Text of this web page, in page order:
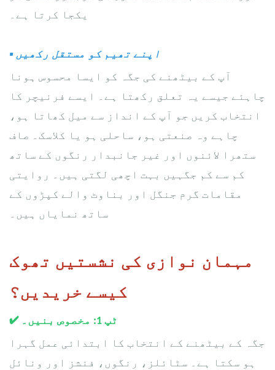
یکجا کرتا ہے۔
▪ اپنے تھیم کو مستقل رکھیں
آپ کے بیٹھنے کی جگہ کو ایسا محسوس ہونا
چاہئے جیسے یہ تعلق رکھتا ہے۔ ایسے فرنیچر کا
انتخاب کریں جو آپ کے انداز سے میل کھاتا ہو،
چاہے وہ صنعتی ہو، ساحلی ہو یا کلاسک۔ صاف
ستھرا لائنوں اور غیر جانبدار رنگوں کے ساتھ
کم سے کم جگہیں بہت اچھی لگتی ہیں۔ روایتی
مقامات گرم جنگل اور بناوٹ والے کپڑوں کے
ساتھ نمایاں ہیں۔
مہمان نوازی کی نشستیں تھوک
کیسے خریدیں؟
✔
ٹپ 1: مخصوص بنیں۔
جگہ کے بیٹھنے کے انتخاب کا ابتدائی عمل گہرا
ہو سکتا ہے۔ سٹائلز، رنگوں، فنشز اور ونائل